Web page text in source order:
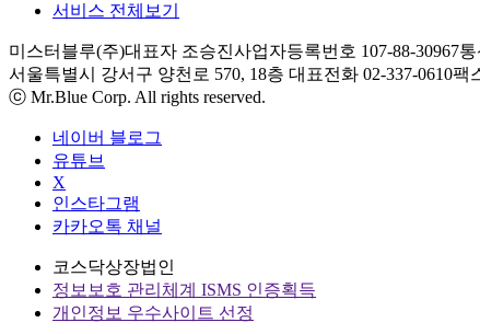
서비스 전체보기
미스터블루(주)대표자 조승진사업자등록번호 107-88-30967
서울특별시 강서구 양천로 570, 18층 대표전화 02-337-0610팩
ⓒ Mr.Blue Corp. All rights reserved.
네이버 블로그
유튜브
X
인스타그램
카카오톡 채널
코스닥상장법인
정보보호 관리체계 ISMS 인증획득
개인정보 우수사이트 선정